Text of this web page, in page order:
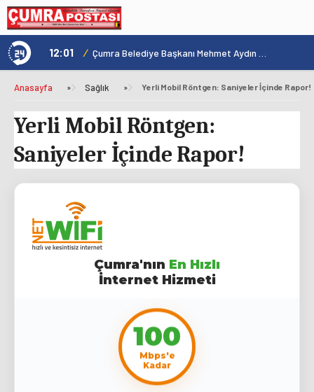
Çumra İlçe Emniyet Müdürlüğünden Motosiklet Denetimi 12:01 /
Anasayfa » Sağlık » Yerli Mobil Röntgen: Saniyeler İçinde Rapor!
Yerli Mobil Röntgen:
Saniyeler İçinde Rapor!
Çumra'nın En Hızlı
İnternet Hizmeti
100
Mbps'e
Kadar